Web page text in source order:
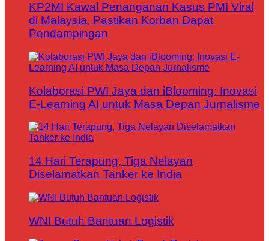
KP2MI Kawal Penanganan Kasus PMI Viral
di Malaysia, Pastikan Korban Dapat
Pendampingan
Kolaborasi PWI Jaya dan iBlooming: Inovasi
E-Learning AI untuk Masa Depan Jurnalisme
14 Hari Terapung, Tiga Nelayan
Diselamatkan Tanker ke India
WNI Butuh Bantuan Logistik